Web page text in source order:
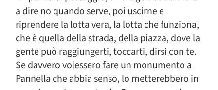
a dire no quando serve, poi uscirne e
riprendere la lotta vera, la lotta che funziona,
che è quella della strada, della piazza, dove la
gente può raggiungerti, toccarti, dirsi con te.
Se davvero volessero fare un monumento a
Pannella che abbia senso, lo metterebbero in